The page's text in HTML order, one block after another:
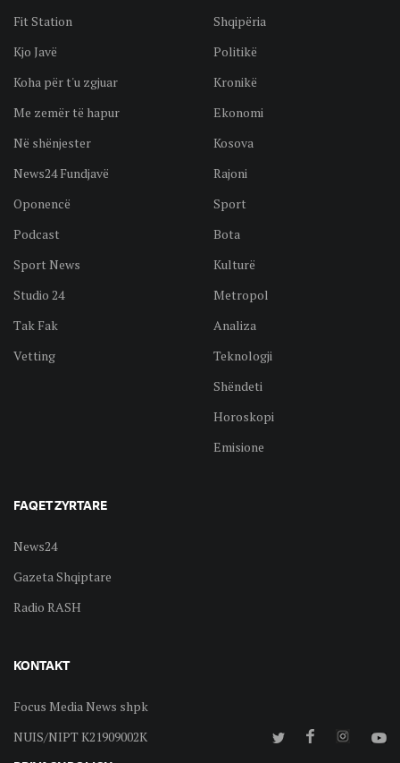
Fit Station
Kjo Javë
Koha për t'u zgjuar
Me zemër të hapur
Në shënjester
News24 Fundjavë
Oponencë
Podcast
Sport News
Studio 24
Tak Fak
Vetting
Shqipëria
Politikë
Kronikë
Ekonomi
Kosova
Rajoni
Sport
Bota
Kulturë
Metropol
Analiza
Teknologji
Shëndeti
Horoskopi
Emisione
FAQET ZYRTARE
News24
Gazeta Shqiptare
Radio RASH
KONTAKT
Focus Media News shpk
NUIS/NIPT K21909002K